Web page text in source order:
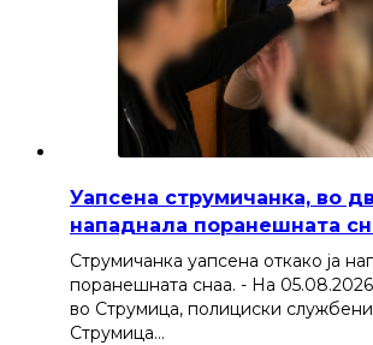
Уапсена струмичанка, во
нападнала поранешната
Струмичанка уапсена откако ја
поранешната снаа. - На
во Струмица, полициски
Струмица…